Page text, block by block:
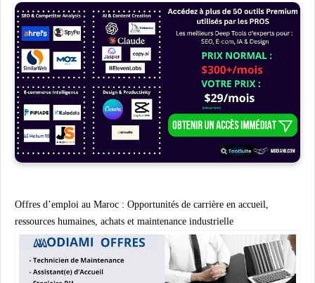
Offres d’emploi au Maroc : Opportunités de carrière en accueil,
ressources humaines, achats et maintenance industrielle